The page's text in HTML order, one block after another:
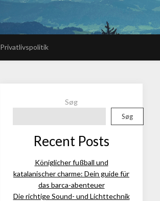
Privatlivspolitik
Søg
Søg
Recent Posts
Königlicher fußball und
katalanischer charme: Dein guide für
das barca-abenteuer
Die richtige Sound- und Lichttechnik